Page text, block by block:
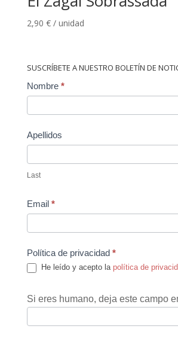
2,90 € / unidad
SUSCRÍBETE A NUESTRO BOLETÍN DE
Contact
Nombre *
Apellidos
Last
Email *
Política de privacidad *
He leído y acepto la política de
Si eres humano, deja este campo